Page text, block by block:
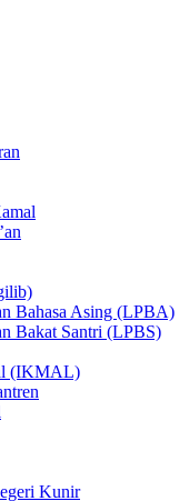
Bahasa Asing (LPBA)
Bakat Santri (LPBS)
(IKMAL)
Kunir